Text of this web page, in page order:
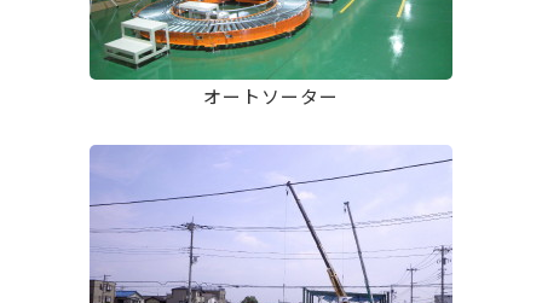
オートソーター